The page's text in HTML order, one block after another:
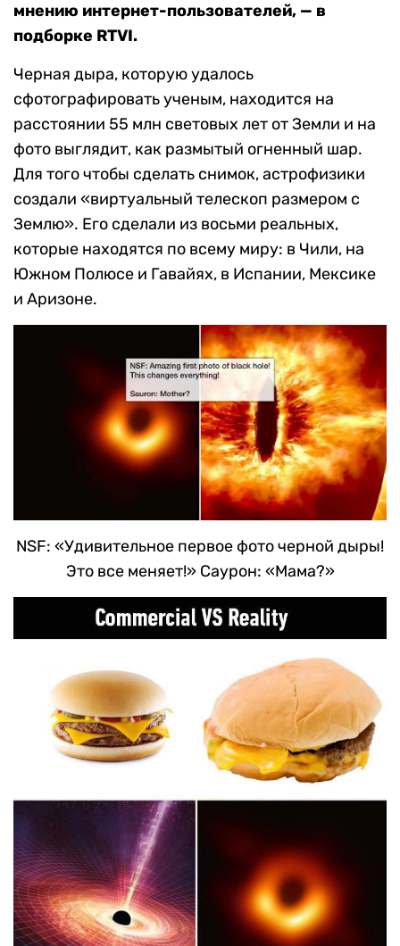
мнению интернет-пользователей, — в
подборке RTVI.
Черная дыра, которую удалось
сфотографировать ученым, находится на
расстоянии 55 млн световых лет от Земли и на
фото выглядит, как размытый огненный шар.
Для того чтобы сделать снимок, астрофизики
создали «виртуальный телескоп размером с
Землю». Его сделали из восьми реальных,
которые находятся по всему миру: в Чили, на
Южном Полюсе и Гавайях, в Испании, Мексике
и Аризоне.
NSF: «Удивительное первое фото черной дыры!
Это все меняет!» Саурон: «Мама?»